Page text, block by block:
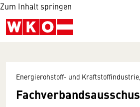
Zum Inhalt springen
Energierohstoff- und